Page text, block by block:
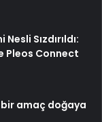
Sızdırıldı:
Pleos Connect
bir amaç doğaya